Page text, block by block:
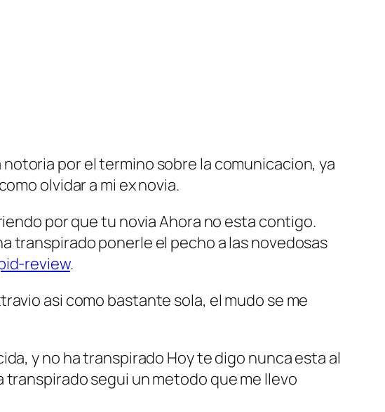
por el termino sobre la comunicacion, ya
olvidar a mi ex novia.
por que tu novia Ahora no esta contigo.
transpirado ponerle el pecho a las novedosas
review.
asi­ como bastante sola, el mudo se me
y no ha transpirado Hoy te digo nunca esta al
segui un metodo que me llevo